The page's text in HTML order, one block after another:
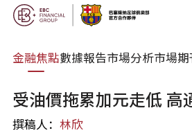
金融焦點數據報告市場分析市場期
受油價拖累加元走低 高
撰稿人： 林欣